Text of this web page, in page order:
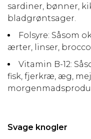
sardiner, bønner,
bladgrøntsager.
Folsyre: Såsom
ærter, linser,
Vitamin B-12:
fisk, fjerkræ, æg,
Svage knogler